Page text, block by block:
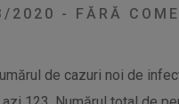
2020 - FĂRĂ
de cazuri noi de